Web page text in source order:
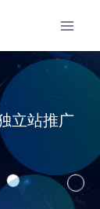
立站推广